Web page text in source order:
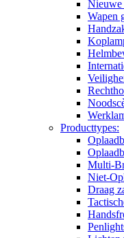
Nieuwe
Wapen
Producttypes:
Multi-
Niet-
Draag